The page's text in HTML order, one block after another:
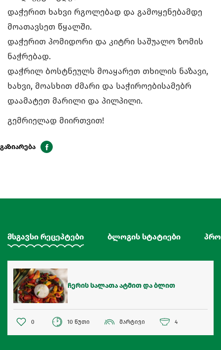
დაჭერით ხახვი რგოლებად და გამოყენებამდე
მოათავსეთ წყალში.
დაჭერით პომიდორი და კიტრი საშუალო ზომის
ნაჭრებად.
დაჭრილ ბოსტნეულს მოაყარეთ თხილის ნაზავი,
ხახვი, მოასხით ძმარი და საჭიროებისამებრ
დაამატეთ მარილი და პილპილი.
გემრიელად მიირთვით!
გაზიარება
მსგავსი რეცეპტები ბლოგის სტატიები
ჩერის სალათა ატმით და ბლით
0 10 წუთი მარტივი 4